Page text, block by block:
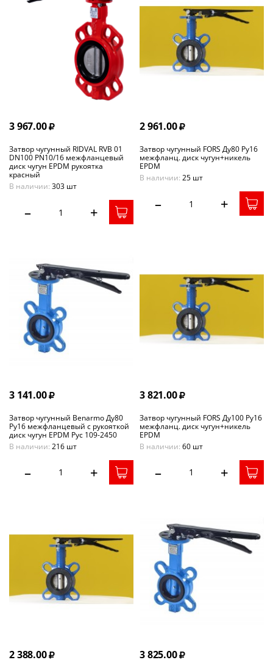
3 967.00
Затвор чугунный RIDVAL RVB 01
DN100 PN10/16 межфланцевый
диск чугун EPDM рукоятка
красный
В наличии: 303 шт
– +
2 961.00
Затвор чугунный FORS Ду80 Ру16
межфланц. диск чугун+никель
EPDM
В наличии: 25 шт
– +
3 141.00
Затвор чугунный Benarmo Ду80
Ру16 межфланцевый с рукояткой
диск чугун EPDM Рус 109-2450
В наличии: 216 шт
– +
3 821.00
Затвор чугунный FORS Ду100 Ру16
межфланц. диск чугун+никель
EPDM
В наличии: 60 шт
– +
2 388.00 3 825.00